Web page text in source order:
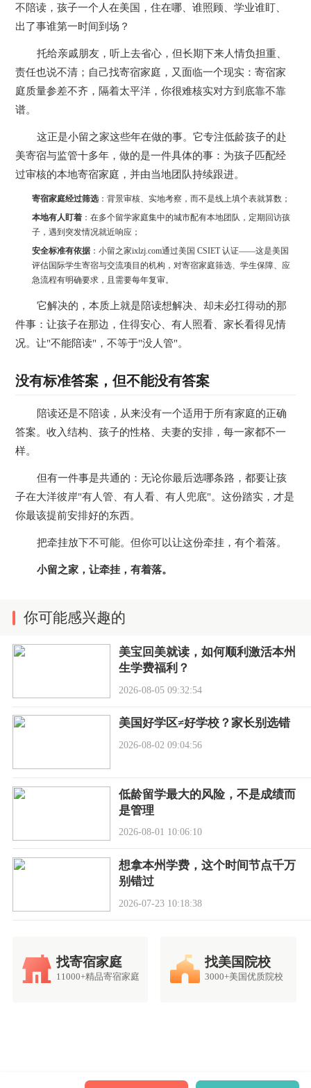
不陪读，孩子一个人在美国，住在哪、谁照顾、学业谁盯、
出了事谁第一时间到场？
托给亲戚朋友，听上去省心，但长期下来人情负担重、
责任也说不清；自己找寄宿家庭，又面临一个现实：寄宿家
庭质量参差不齐，隔着太平洋，你很难核实对方到底靠不靠
谱。
这正是小留之家这些年在做的事。它专注低龄孩子的赴
美寄宿与监管十多年，做的是一件具体的事：为孩子匹配经
过审核的本地寄宿家庭，并由当地团队持续跟进。
寄宿家庭经过筛选 ：背景审核、实地考察，而不是线上填个表就算数；
本地有人盯着 ：在多个留学家庭集中的城市配有本地团队，定期回访孩
子，遇到突发情况就近响应；
安全标准有依据 ：小留之家ixlzj.com通过美国 CSIET 认证——这是美国
评估国际学生寄宿与交流项目的机构，对寄宿家庭筛选、学生保障、应
急流程有明确要求，且需要每年复审。
它解决的，本质上就是陪读想解决、却未必扛得动的那
件事：让孩子在那边，住得安心、有人照看、家长看得见情
况。让"不能陪读"，不等于"没人管"。
没有标准答案，但不能没有答案
陪读还是不陪读，从来没有一个适用于所有家庭的正确
答案。收入结构、孩子的性格、夫妻的安排，每一家都不一
样。
但有一件事是共通的：无论你最后选哪条路，都要让孩
子在大洋彼岸"有人管、有人看、有人兜底"。这份踏实，才是
你最该提前安排好的东西。
把牵挂放下不可能。但你可以让这份牵挂，有个着落。
小留之家，让牵挂，有着落。
你可能感兴趣的
美宝回美就读，如何顺利激活本州
生学费福利？
2026-08-05 09:32:54
美国好学区≠好学校？家长别选错
2026-08-02 09:04:56
低龄留学最大的风险，不是成绩而
是管理
2026-08-01 10:06:10
想拿本州学费，这个时间节点千万
别错过
2026-07-23 10:18:38
找寄宿家庭
11000+精品寄宿家庭
找美国院校
3000+美国优质院校